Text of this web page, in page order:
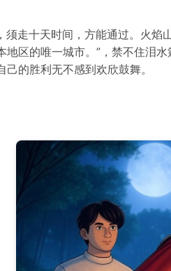
走十天时间，方能通过。火焰
区的唯一城市。”，禁不住泪
的胜利无不感到欢欣鼓舞。